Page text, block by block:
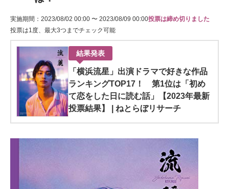
実施期間：2023/08/02 00:00 〜 2023/08/09 00:00
投票は1度、最大3つまでチェック可能
投票は締め切りました
結果発表
「横浜流星」出演ドラマで好きな作品
ランキングTOP17！ 第1位は「初め
て恋をした日に読む話」【2023年最新
投票結果】 | ねとらぼリサーチ